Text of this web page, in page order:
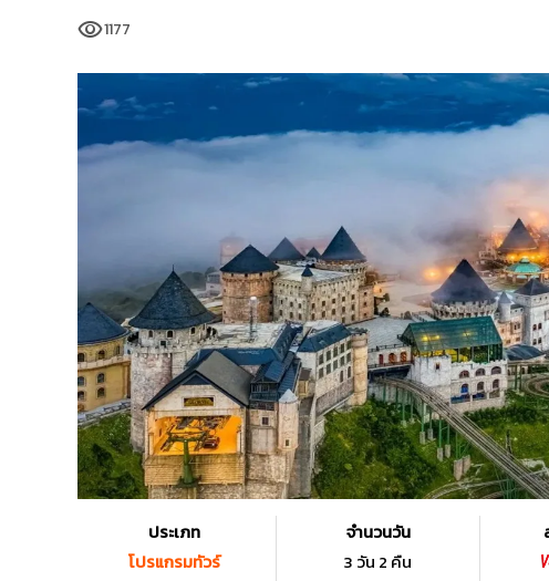
travel_explore
visibility1177
ประเภท
โปรแกรมทัวร์
จำนวนวัน
3 วัน 2 คืน